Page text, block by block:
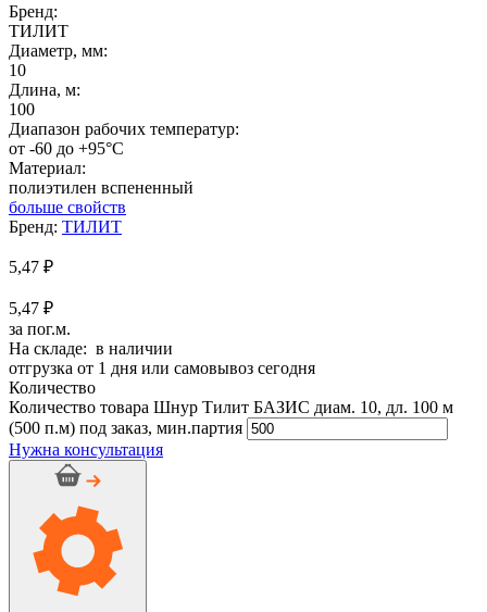
Бренд:
ТИЛИТ
Диаметр, мм:
10
Длина, м:
100
Диапазон рабочих температур:
от -60 до +95°C
Материал:
полиэтилен вспененный
больше свойств
Бренд: ТИЛИТ
5,47 ₽
5,47 ₽
за пог.м.
На складе: в наличии
отгрузка от 1 дня или самовывоз сегодня
Количество
Количество товара Шнур Тилит БАЗИС диам. 10, дл. 100 м
(500 п.м) под заказ, мин.партия
Нужна консультация